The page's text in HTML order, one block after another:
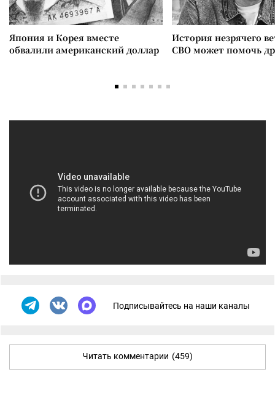
Япония и Корея вместе
обвалили американский доллар
История незрячего
СВО может помочь
Подписывайтесь на наши каналы
Читать комментарии (459)